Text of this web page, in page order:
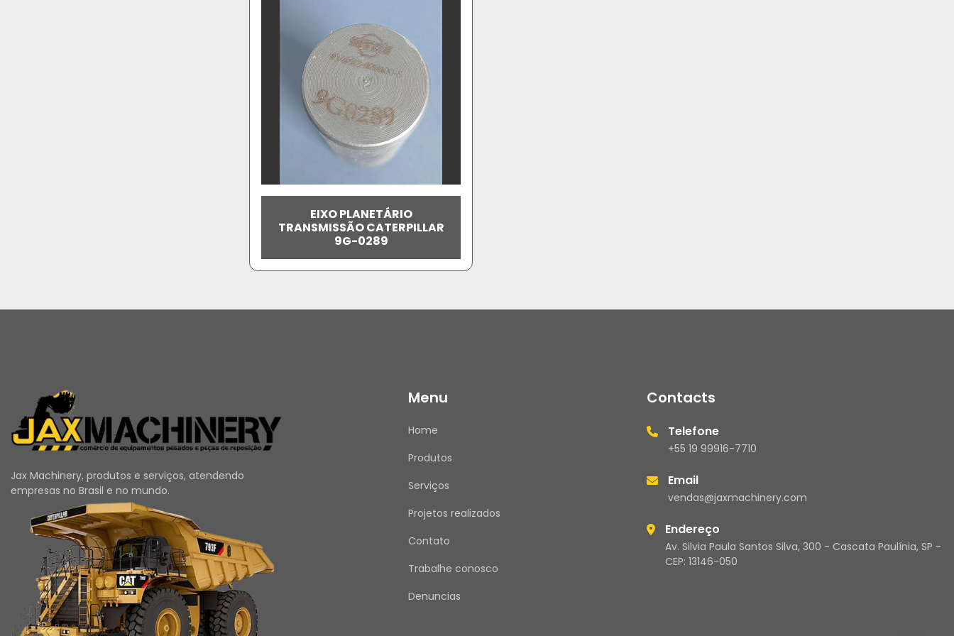
EIXO PLANETÁRIO
TRANSMISSÃO CATERPILLAR
9G-0289
Jax Machinery, produtos e serviços, atendendo
empresas no Brasil e no mundo.
Menu
Home
Produtos
Serviços
Projetos realizados
Contato
Trabalhe conosco
Denuncias
Contacts
Telefone
+55 19 99916-7710
Email
vendas@jaxmachinery.com
Endereço
Av. Silvia Paula Santos Silva, 300 - Cascata Paulínia, SP -
CEP: 13146-050